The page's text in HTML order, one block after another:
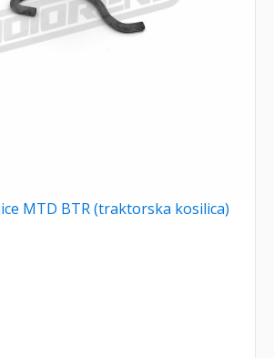
MTD BTR (traktorska kosilica)